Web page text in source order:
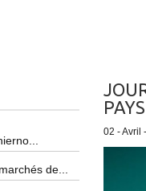
PAYS
02 - Avril
de...